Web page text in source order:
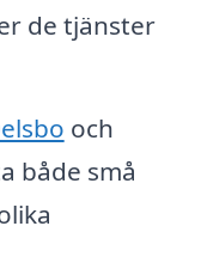
de tjänster
och
både små